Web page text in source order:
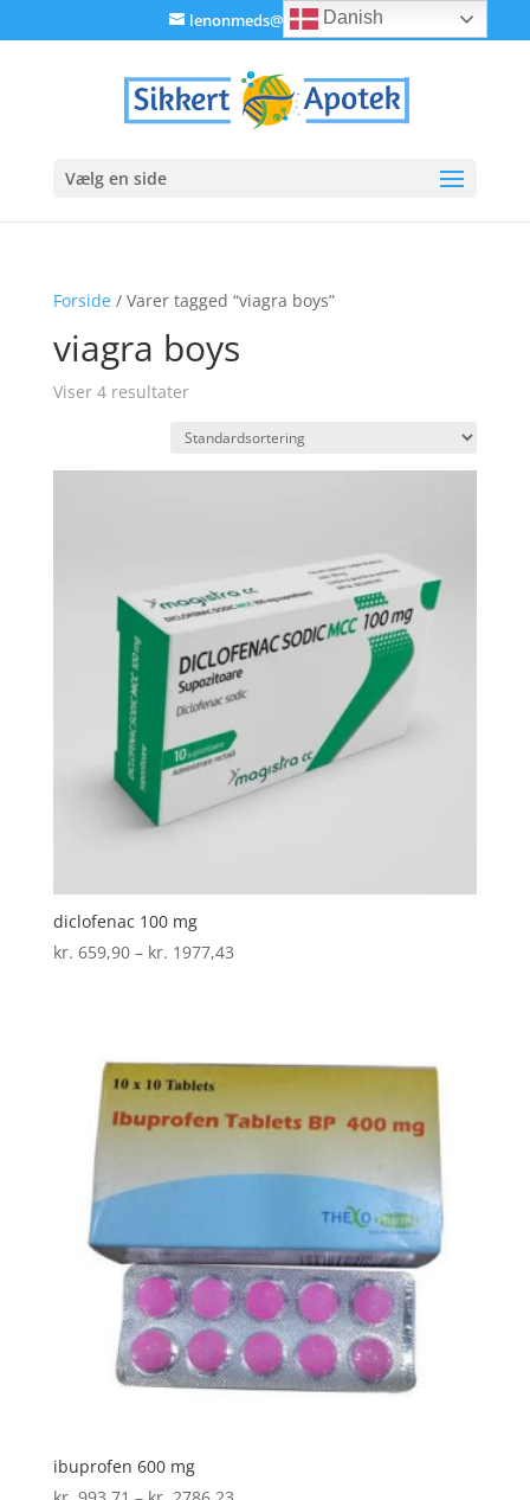
lenonmeds@gmail.com
Vælg en side
Forside/ Varer tagged “viagra boys”
viagra boys
Viser 4 resultater
diclofenac 100 mg
kr. 659,90 – kr. 1977,43Prisinterval:
ibuprofen 600 mg
Danish